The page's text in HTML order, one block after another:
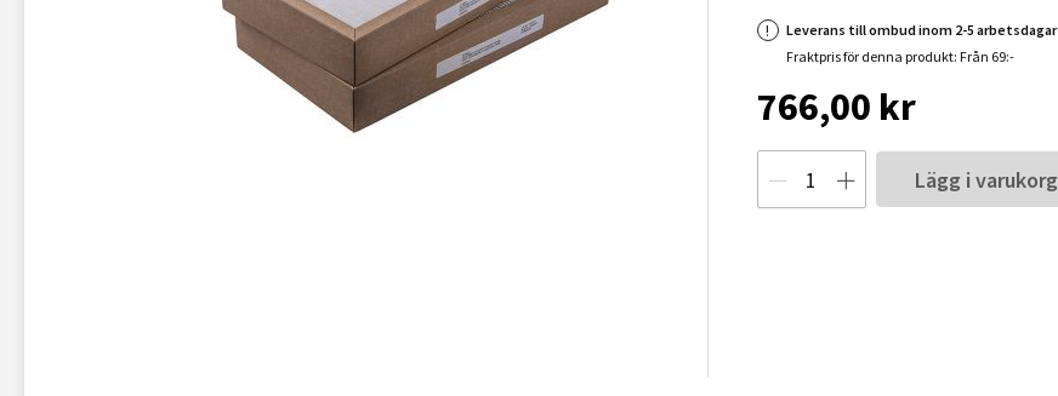
Leverans till ombud inom 2-5 arbetsdagar
Fraktpris för denna produkt: Från 69:-
766,00 kr
Lägg i varukorg